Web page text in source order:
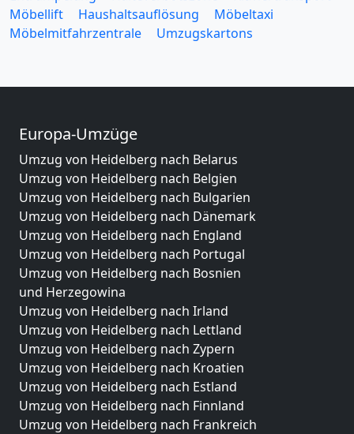
Möbellift
Haushaltsauflösung
Möbeltaxi
Möbelmitfahrzentrale
Umzugskartons
Europa-Umzüge
Umzug von Heidelberg nach Belarus
Umzug von Heidelberg nach Belgien
Umzug von Heidelberg nach Bulgarien
Umzug von Heidelberg nach Dänemark
Umzug von Heidelberg nach England
Umzug von Heidelberg nach Portugal
Umzug von Heidelberg nach Bosnien
und Herzegowina
Umzug von Heidelberg nach Irland
Umzug von Heidelberg nach Lettland
Umzug von Heidelberg nach Zypern
Umzug von Heidelberg nach Kroatien
Umzug von Heidelberg nach Estland
Umzug von Heidelberg nach Finnland
Umzug von Heidelberg nach Frankreich